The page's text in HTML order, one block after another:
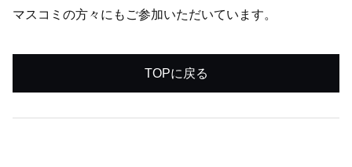
マスコミの方々にもご参加いただいています。
TOPに戻る